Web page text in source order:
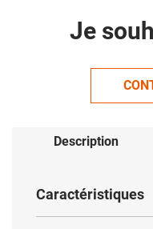
Je
Description
Caractéristiques